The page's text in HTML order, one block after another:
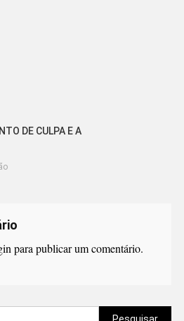
DE CULPA E A
para publicar um comentário.
Pesquisar